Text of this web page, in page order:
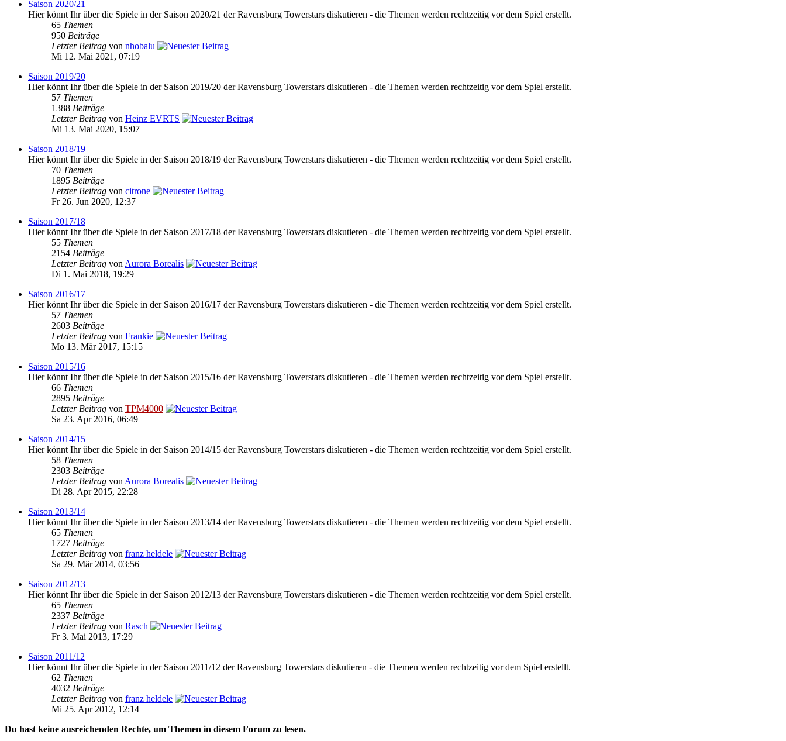
Saison 2020/21
Hier könnt Ihr über die Spiele in der Saison 2020/21 der Ravensburg Towerstars diskutieren - die Themen werden rechtzeitig vor dem Spiel erstellt.
65 Themen
950 Beiträge
Letzter Beitrag von nhobalu
Mi 12. Mai 2021, 07:19
Saison 2019/20
Hier könnt Ihr über die Spiele in der Saison 2019/20 der Ravensburg Towerstars diskutieren - die Themen werden rechtzeitig vor dem Spiel erstellt.
57 Themen
1388 Beiträge
Letzter Beitrag von Heinz EVRTS
Mi 13. Mai 2020, 15:07
Saison 2018/19
Hier könnt Ihr über die Spiele in der Saison 2018/19 der Ravensburg Towerstars diskutieren - die Themen werden rechtzeitig vor dem Spiel erstellt.
70 Themen
1895 Beiträge
Letzter Beitrag von citrone
Fr 26. Jun 2020, 12:37
Saison 2017/18
Hier könnt Ihr über die Spiele in der Saison 2017/18 der Ravensburg Towerstars diskutieren - die Themen werden rechtzeitig vor dem Spiel erstellt.
55 Themen
2154 Beiträge
Letzter Beitrag von Aurora Borealis
Di 1. Mai 2018, 19:29
Saison 2016/17
Hier könnt Ihr über die Spiele in der Saison 2016/17 der Ravensburg Towerstars diskutieren - die Themen werden rechtzeitig vor dem Spiel erstellt.
57 Themen
2603 Beiträge
Letzter Beitrag von Frankie
Mo 13. Mär 2017, 15:15
Saison 2015/16
Hier könnt Ihr über die Spiele in der Saison 2015/16 der Ravensburg Towerstars diskutieren - die Themen werden rechtzeitig vor dem Spiel erstellt.
66 Themen
2895 Beiträge
Letzter Beitrag von TPM4000
Sa 23. Apr 2016, 06:49
Saison 2014/15
Hier könnt Ihr über die Spiele in der Saison 2014/15 der Ravensburg Towerstars diskutieren - die Themen werden rechtzeitig vor dem Spiel erstellt.
58 Themen
2303 Beiträge
Letzter Beitrag von Aurora Borealis
Di 28. Apr 2015, 22:28
Saison 2013/14
Hier könnt Ihr über die Spiele in der Saison 2013/14 der Ravensburg Towerstars diskutieren - die Themen werden rechtzeitig vor dem Spiel erstellt.
65 Themen
1727 Beiträge
Letzter Beitrag von franz heldele
Sa 29. Mär 2014, 03:56
Saison 2012/13
Hier könnt Ihr über die Spiele in der Saison 2012/13 der Ravensburg Towerstars diskutieren - die Themen werden rechtzeitig vor dem Spiel erstellt.
65 Themen
2337 Beiträge
Letzter Beitrag von Rasch
Fr 3. Mai 2013, 17:29
Saison 2011/12
Hier könnt Ihr über die Spiele in der Saison 2011/12 der Ravensburg Towerstars diskutieren - die Themen werden rechtzeitig vor dem Spiel erstellt.
62 Themen
4032 Beiträge
Letzter Beitrag von franz heldele
Mi 25. Apr 2012, 12:14
Du hast keine ausreichenden Rechte, um Themen in diesem Forum zu lesen.